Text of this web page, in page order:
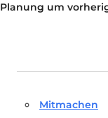
Planung um
Mitmachen